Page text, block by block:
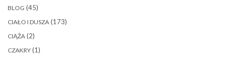
BLOG (45)
CIAŁO I DUSZA (173)
CIĄŻA (2)
CZAKRY (1)